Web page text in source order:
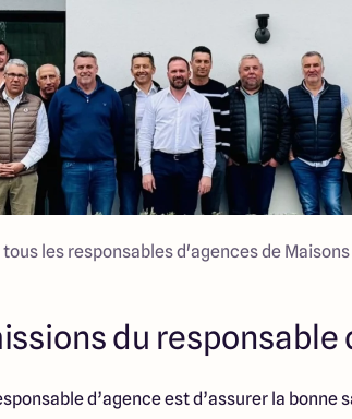
tous les responsables d'agences de
du responsable
d’agence est d’assurer la bonne